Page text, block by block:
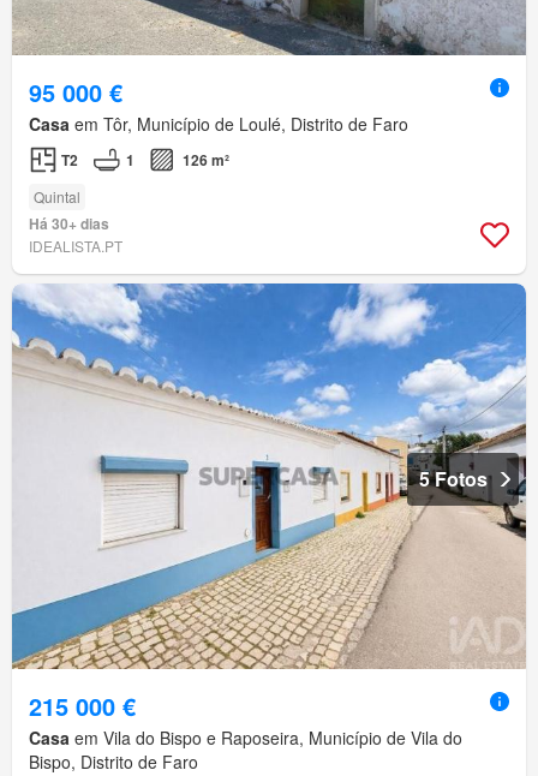
95 000 €
Casa em Tôr, Município de Loulé, Distrito de Faro
T2 1 126 m²
Quintal
Há 30+ dias
IDEALISTA.PT
5 Fotos
215 000 €
Casa em Vila do Bispo e Raposeira, Município de Vila do
Bispo, Distrito de Faro